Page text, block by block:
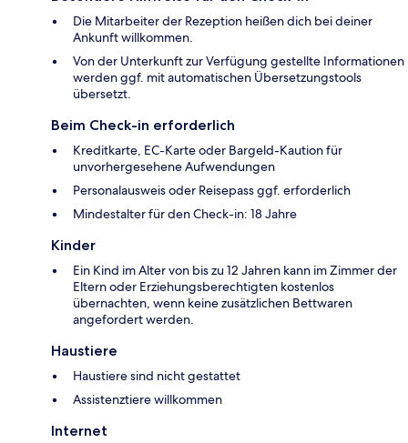
Die Mitarbeiter der Rezeption heißen dich bei deiner
Ankunft willkommen.
Von der Unterkunft zur Verfügung gestellte Informationen
werden ggf. mit automatischen Übersetzungstools
übersetzt.
Beim Check-in erforderlich
Kreditkarte, EC-Karte oder Bargeld-Kaution für
unvorhergesehene Aufwendungen
Personalausweis oder Reisepass ggf. erforderlich
Mindestalter für den Check-in: 18 Jahre
Kinder
Ein Kind im Alter von bis zu 12 Jahren kann im Zimmer der
Eltern oder Erziehungsberechtigten kostenlos
übernachten, wenn keine zusätzlichen Bettwaren
angefordert werden.
Haustiere
Haustiere sind nicht gestattet
Assistenztiere willkommen
Internet